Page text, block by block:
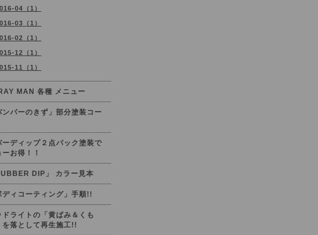
04（1）
03（1）
02（1）
12（1）
11（1）
MAN 各種 メニュー
ンパーのきず」部分塗装コー
ーディップ２点パック塗装で
お得！！
DIP」 カラー見本
ディコーティング」手順!!
ドライトの「黄ばみ＆くも
を落として再生施工!!